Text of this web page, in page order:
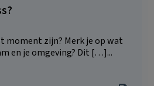
moment zijn? Merk je op wat
en je omgeving? Dit […]...